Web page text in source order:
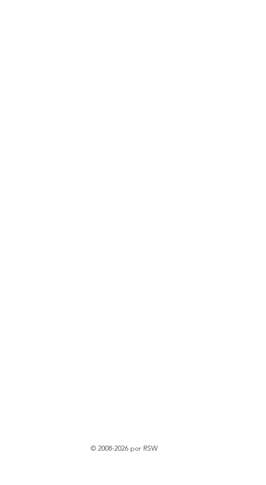
© 2008-2026 por RSW